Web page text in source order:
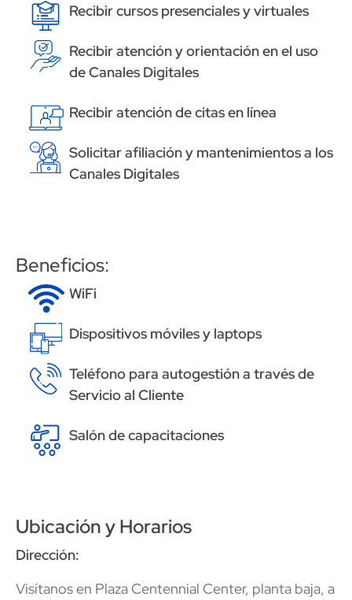
Image Recibir cursos presenciales y virtuales
Image
Recibir atención y orientación en el uso
de Canales Digitales
Image Recibir atención de citas en línea
Image
Solicitar afiliación y mantenimientos a los
Canales Digitales
Beneficios:
Image WiFi
Image Dispositivos móviles y laptops
Image Teléfono para autogestión a través de
Servicio al Cliente
Image Salón de capacitaciones
Ubicación y Horarios
Dirección:
Visítanos en Plaza Centennial Center, planta baja, a